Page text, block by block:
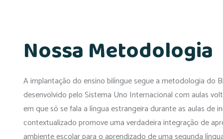
Nossa Metodologia
A implantação do ensino bilíngue segue a metodologia do
desenvolvido pelo Sistema Uno Internacional com aulas
em que só se fala a língua estrangeira durante as aulas de
contextualizado promove uma verdadeira integração de